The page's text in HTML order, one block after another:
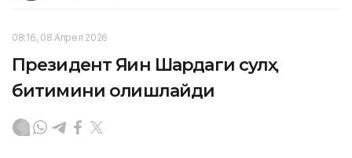
08:16, 08 Апрел 2026
Президент Яқин Шарқдаги сулҳ
битимини олқишлайди